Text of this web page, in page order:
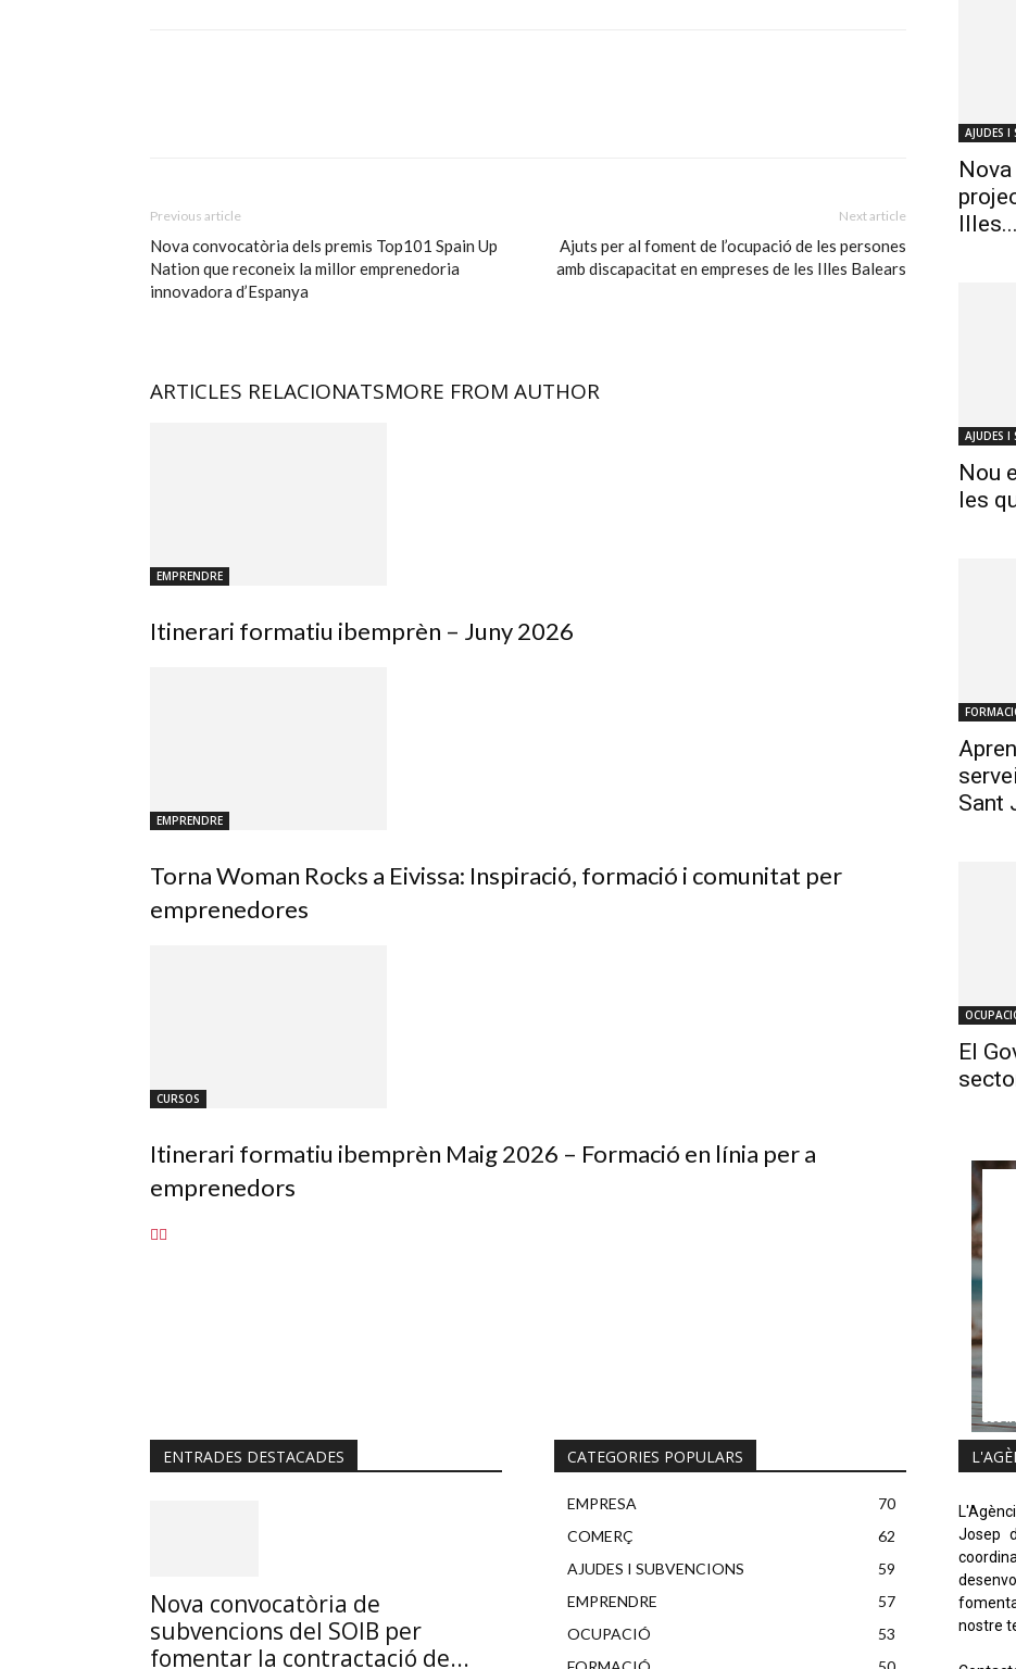
Previous article
Nova convocatòria dels premis Top101 Spain Up
Nation que reconeix la millor emprenedoria
innovadora d’Espanya
Next article
Ajuts per al foment de l’ocupació de les persones
amb discapacitat en empreses de les Illes Balears
ARTICLES RELACIONATSMORE FROM AUTHOR
EMPRENDRE
Itinerari formatiu ibemprèn – Juny 2026
EMPRENDRE
Torna Woman Rocks a Eivissa: Inspiració, formació i comunitat per
emprenedores
CURSOS
Itinerari formatiu ibemprèn Maig 2026 – Formació en línia per a
emprenedors
AJUDES I
Illes...
AJUDES I
Nou
les
Sant
El
ENTRADES DESTACADES
Nova convocatòria de
subvencions del SOIB per
fomentar la contractació de...
CATEGORIES POPULARS
EMPRESA
70
COMERÇ
62
AJUDES I SUBVENCIONS
59
EMPRENDRE
57
OCUPACIÓ
53
Josep
nostre